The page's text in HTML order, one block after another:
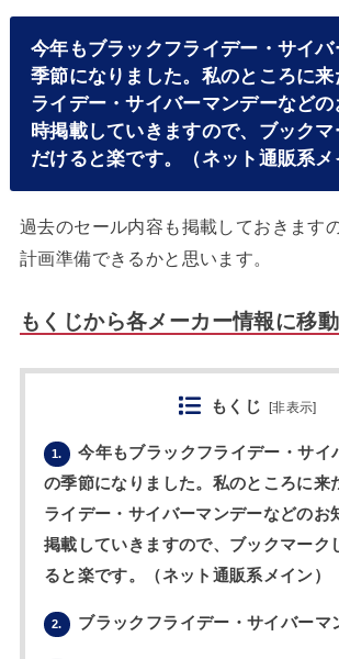
今年もブラックフライデー・サイ
季節になりました。私のところに
ライデー・サイバーマンデーなど
時掲載していきますので、ブック
だけると楽です。（ネット通販系メ
過去のセール内容も掲載しておきます
計画準備できるかと思います。
もくじから各メーカー情報に移動
もくじ [非表示]
1.
今年もブラックフライデー・サイ
の季節になりました。私のところに来
ライデー・サイバーマンデーなどのお
掲載していきますので、ブックマーク
ると楽です。（ネット通販系メイン）
2. ブラックフライデー・サイバーマ